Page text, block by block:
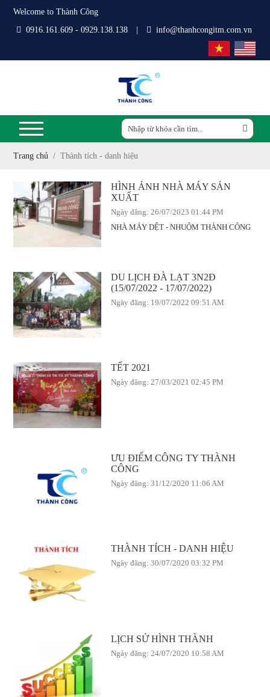
Welcome to Thành Công
0916.161.609 - 0929.138.138
info@thanhcongitm.com.vn
Trang chủ Thành tích - danh hiệu
HÌNH ẢNH NHÀ MÁY SẢN
XUẤT
Ngày đăng: 26/07/2023 01:44 PM
NHÀ MÁY DỆT - NHUỘM THÀNH CÔNG
DU LỊCH ĐÀ LẠT 3N2Đ
(15/07/2022 - 17/07/2022)
Ngày đăng: 19/07/2022 09:51 AM
TẾT 2021
Ngày đăng: 27/03/2021 02:45 PM
ƯU ĐIỂM CÔNG TY THÀNH
CÔNG
Ngày đăng: 31/12/2020 11:06 AM
THÀNH TÍCH - DANH HIỆU
Ngày đăng: 30/07/2020 03:32 PM
LỊCH SỬ HÌNH THÀNH
Ngày đăng: 24/07/2020 10:58 AM